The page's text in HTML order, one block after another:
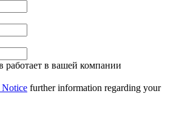
работает в вашей компании
further information regarding your